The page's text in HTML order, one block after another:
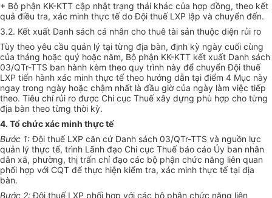
+ Bộ phận KK-KTT cập nhật trạng thái khác của hợp đồng, theo kết
quả điều tra, xác minh thực tế do Đội thuế LXP lập và chuyển đến.
3.2. Kết xuất Danh sách cá nhân cho thuê tài sản thuộc diện rủi ro
Tùy theo yêu cầu quản lý tại từng địa bàn, định kỳ ngày cuối cùng
của tháng hoặc quý hoặc năm, Bộ phận KK-KTT kết xuất Danh sách
03/QTr-TTS ban hành kèm theo quy trình này để chuyển Đội thuế
LXP tiến hành xác minh thực tế theo hướng dẫn tại điểm 4 Mục này
ngay trong ngày hoặc chậm nhất là đầu giờ của ngày làm việc tiếp
theo. Tiêu chí rủi ro được Chi cục Thuế xây dựng phù hợp cho từng
địa bàn theo từng thời kỳ.
4. Tổ chức xác minh thực tế
Bước 1:Đội thuế LXP căn cứ Danh sách 03/QTr-TTS và nguồn lực
quản lý thực tế, trình Lãnh đạo Chi cục Thuế báo cáo Ủy ban nhân
dân xã, phường, thị trấn chỉ đạo các bộ phận chức năng liên quan
phối hợp với CQT để thực hiện kiểm tra, xác minh thực tế tại địa
bàn.
Bước 2:Đội thuế LXP phối hợp với các bộ phận chức năng liên